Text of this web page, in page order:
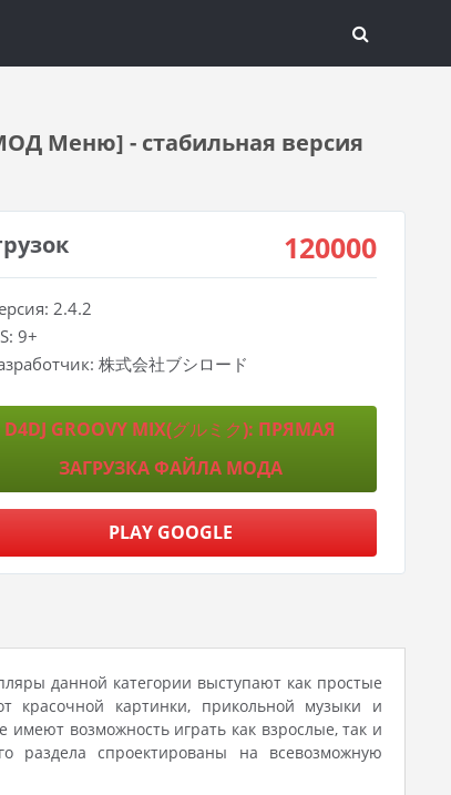
Меню] - стабильная версия
120000
2.4.2
9+
株式会社ブシロード
D4DJ GROOVY MIX(グルミク): ПРЯМАЯ
ЗАГРУЗКА ФАЙЛА МОДА
PLAY GOOGLE
данной категории выступают как простые
картинки, прикольной музыки и
возможность играть как взрослые, так и
раздела спроектированы на всевозможную